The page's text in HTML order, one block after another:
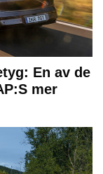
En av de
mer